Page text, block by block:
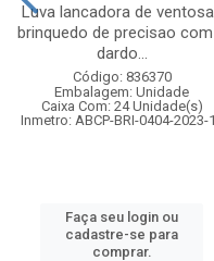
Luva lancadora de
brinquedo de precisao
dardo...
Código: 836370
Embalagem: Unidade
Caixa Com: 24 Unidade(s)
Inmetro: ABCP-BRI-0404-2023-
Faça seu login ou
cadastre-se para
comprar.